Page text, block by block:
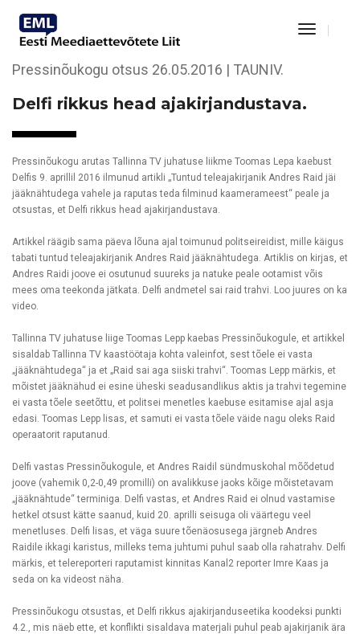
Toggle
KAEBUS NR 649
Pressinõukogu otsus 26.05.2016 | TAUNIV.
Delfi rikkus head ajakirjandustava.
Pressinõukogu arutas Tallinna TV juhatuse liikme Toomas Lepa kaebust
Delfis 9. aprillil 2016 ilmunud artikli „Tuntud teleajakirjanik Andres Raid jäi
jääknähtudega vahele ja raputas teda filminud kaamerameest“ peale ja
otsustas, et Delfi rikkus head ajakirjandustava.
Artikkel räägib sama päeva lõuna ajal toimunud politseireidist, mille käigus
tabati tuntud teleajakirjanik Andres Raid jääknähtudega. Artiklis on kirjas, et
Andres Raidi joove ei osutunud suureks ja natuke peale ootamist võis
mees oma teekonda jätkata. Delfi andmetel sai raid trahvi. Loo juures on ka
video.
Tallinna TV juhatuse liige Toomas Lepp kaebas Pressinõukogule, et artikkel
sisaldab Tallinna TV kaastöötaja kohta valeinfot, sest tõele ei vasta
„jääknähtudega“ ja et „Raid sai aga siiski trahvi“. Toomas Lepp märkis, et
mõistet jääknähud ei esine üheski seadusandlikus aktis ja trahvi tegemine
ei vasta tõele seetõttu, et politsei menetles kaebuse esitamise ajal asja
edasi. Toomas Lepp lisas, et samuti ei vasta tõele väide nagu oleks Raid
operaatorit raputanud.
Delfi vastas Pressinõukogule, et Andres Raidil sündmuskohal mõõdetud
joove (vahemik 0,2-0,49 promilli) on avalikkuse jaoks kõige mõistetavam
„jääknähtude“ terminiga. Delfi vastas, et Andres Raid ei olnud vastamise
hetkel otsust kätte saanud, kuid 20. aprilli seisuga oli väärtegu veel
menetluses. Delfi lisas, et väga suure tõenäosusega järgneb Andres
Raidile ikkagi karistus, milleks tema juhtumi puhul saab olla rahatrahv. Delfi
märkis, et telereporteri raputamist kinnitas Kanal2 reporter Imre Kaas ja
seda on ka videost näha.
Pressinõukogu otsustas, et Delfi rikkus ajakirjanduseetika koodeksi punkti
4.2., mis näeb ette, et konflikti sisaldava materjali puhul peab ajakirjanik ära